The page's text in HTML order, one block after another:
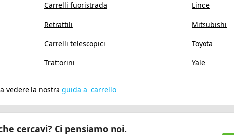
Carrelli fuoristrada
Retrattili
Carrelli telescopici
Trattorini
Linde
Mitsubishi
Toyota
Yale
vedere la nostraguida al carrello.
cercavi? Ci pensiamo noi.